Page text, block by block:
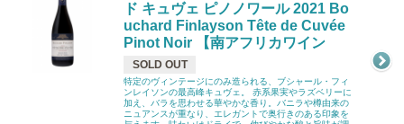
ド キュヴェ ピノノワール 2021 Bo
uchard Finlayson Tête de Cuvée
Pinot Noir 【南アフリカワイン
SOLD OUT
特定のヴィンテージにのみ造られる、ブシャール・フィ
ンレイソンの最高峰キュヴェ。 赤系果実やラズベリーに
加え、バラを思わせる華やかな香り。バニラや樽由来の
ニュアンスが重なり、エレガントで奥行きのある印象を